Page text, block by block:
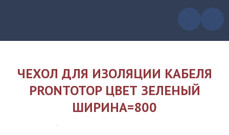
ЧЕХОЛ ДЛЯ ИЗОЛЯЦИИ КАБЕЛЯ
PRONTOTOP ЦВЕТ ЗЕЛЕНЫЙ
ШИРИНА=800